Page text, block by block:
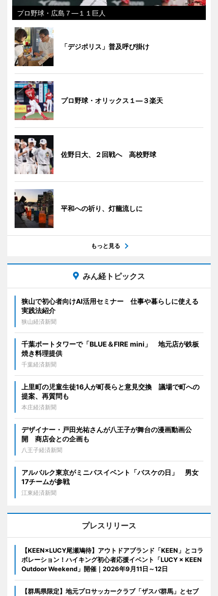
プロ野球・広島７―１１巨人
「デジポリス」普及呼び掛け
プロ野球・オリックス１―３楽天
佐野日大、２回戦へ 高校野球
平和への祈り、灯籠流しに
もっと見る
みん経トピックス
狭山で初心者向けAI活用セミナー 仕事や暮らしに使える
実践法紹介
狭山経済新聞
千葉ポートタワーで「BLUE＆FIRE mini」 地元店が鉄板
焼き料理提供
千葉経済新聞
上里町の児童生徒16人が町長らと意見交換 議場で町への
提案、再質問も
本庄経済新聞
デザイナー・戸田光祐さんが八王子が舞台の漫画動画公
開 商店会との企画も
八王子経済新聞
アルバルク東京がミニバスイベント「バスケの日」 男女
17チームが参戦
江東経済新聞
プレスリリース
【KEEN×LUCY尾瀬鳩待】アウトドアブランド「KEEN」とコラ
ボレーション！ハイキング初心者応援イベント「LUCY × KEEN
Outdoor Weekend」開催｜2026年9月11日～12日
【群馬県限定】地元プロサッカークラブ「ザスパ群馬」とセブ